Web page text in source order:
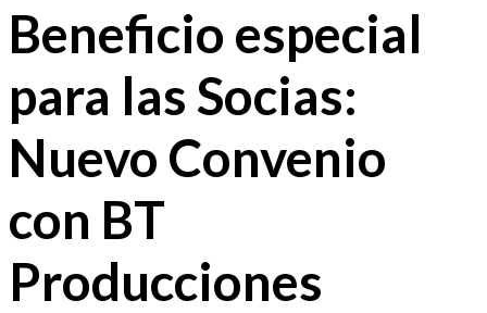
Beneficio especial
para las Socias:
Nuevo Convenio
con BT
Producciones